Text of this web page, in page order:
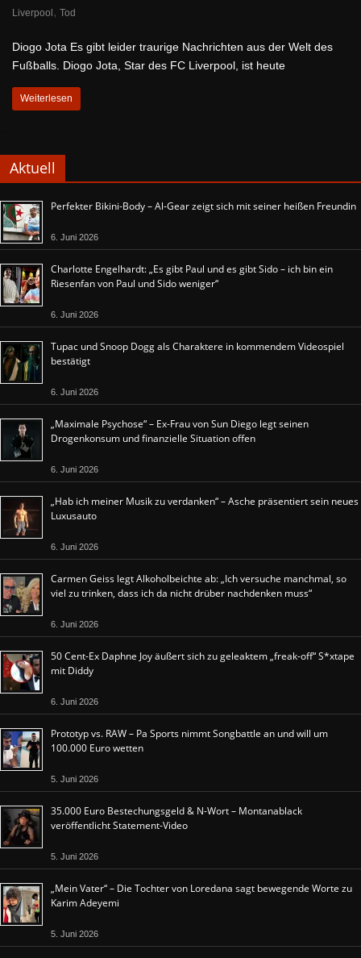
Liverpool , Tod
Diogo Jota Es gibt leider traurige Nachrichten aus der Welt des
Fußballs. Diogo Jota, Star des FC Liverpool, ist heute
Weiterlesen
Aktuell
Perfekter Bikini-Body – Al-Gear zeigt sich mit seiner heißen Freundin
6. Juni 2026
Charlotte Engelhardt: „Es gibt Paul und es gibt Sido – ich bin ein
Riesenfan von Paul und Sido weniger“
6. Juni 2026
Tupac und Snoop Dogg als Charaktere in kommendem Videospiel
bestätigt
6. Juni 2026
„Maximale Psychose“ – Ex-Frau von Sun Diego legt seinen
Drogenkonsum und finanzielle Situation offen
6. Juni 2026
„Hab ich meiner Musik zu verdanken“ – Asche präsentiert sein neues
Luxusauto
6. Juni 2026
Carmen Geiss legt Alkoholbeichte ab: „Ich versuche manchmal, so
viel zu trinken, dass ich da nicht drüber nachdenken muss“
6. Juni 2026
50 Cent-Ex Daphne Joy äußert sich zu geleaktem „freak-off“ S*xtape
mit Diddy
6. Juni 2026
Prototyp vs. RAW – Pa Sports nimmt Songbattle an und will um
100.000 Euro wetten
5. Juni 2026
35.000 Euro Bestechungsgeld & N-Wort – Montanablack
veröffentlicht Statement-Video
5. Juni 2026
„Mein Vater“ – Die Tochter von Loredana sagt bewegende Worte zu
Karim Adeyemi
5. Juni 2026